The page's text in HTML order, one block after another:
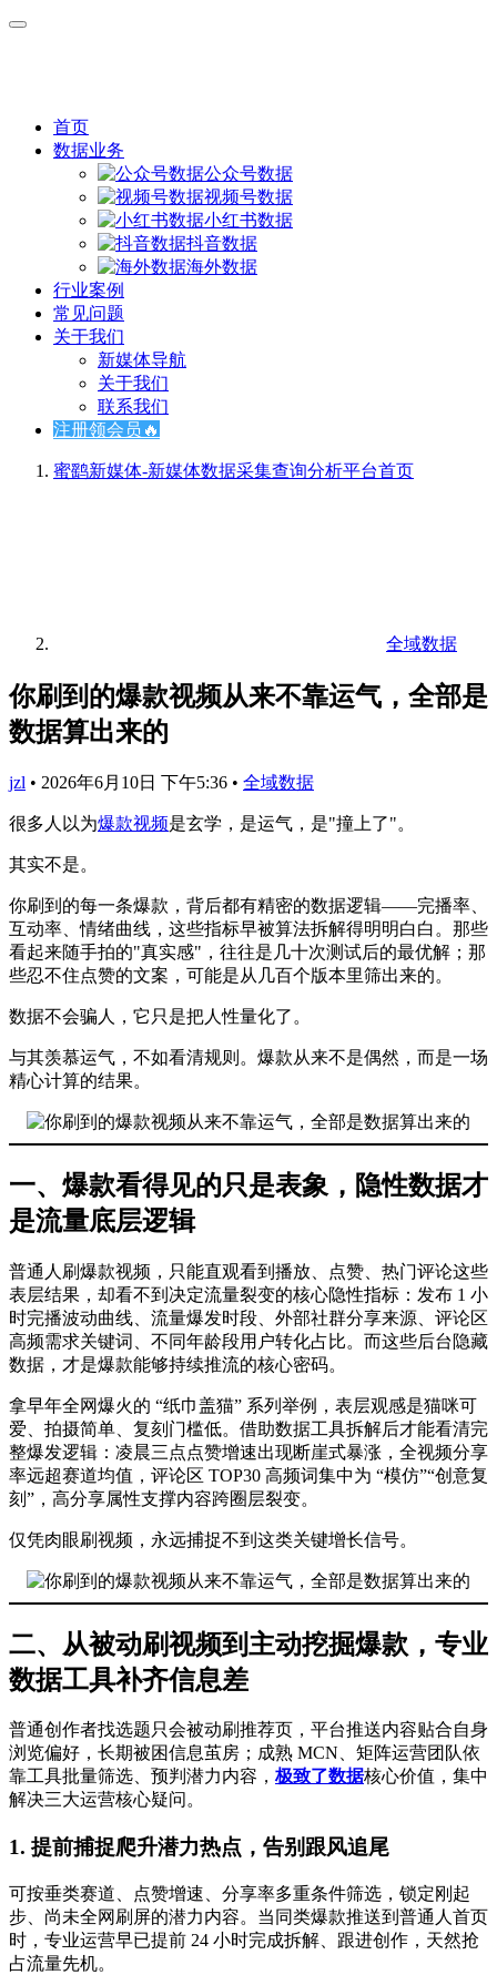
首页
数据业务
公众号数据
视频号数据
小红书数据
抖音数据
海外数据
行业案例
常见问题
关于我们
新媒体导航
关于我们
联系我们
注册领会员🔥
蜜鹞新媒体-新媒体数据采集查询分析平台首页
全域数据
你刷到的爆款视频从来不靠运气，全部是
数据算出来的
jzl • 2026年6月10日 下午5:36 • 全域数据
很多人以为爆款视频是玄学，是运气，是"撞上了"。
其实不是。
你刷到的每一条爆款，背后都有精密的数据逻辑——完播率、
互动率、情绪曲线，这些指标早被算法拆解得明明白白。那些
看起来随手拍的"真实感"，往往是几十次测试后的最优解；那
些忍不住点赞的文案，可能是从几百个版本里筛出来的。
数据不会骗人，它只是把人性量化了。
与其羡慕运气，不如看清规则。爆款从来不是偶然，而是一场
精心计算的结果。
一、爆款看得见的只是表象，隐性数据才
是流量底层逻辑
普通人刷爆款视频，只能直观看到播放、点赞、热门评论这些
表层结果，却看不到决定流量裂变的核心隐性指标：发布 1 小
时完播波动曲线、流量爆发时段、外部社群分享来源、评论区
高频需求关键词、不同年龄段用户转化占比。而这些后台隐藏
数据，才是爆款能够持续推流的核心密码。
拿早年全网爆火的 “纸巾盖猫” 系列举例，表层观感是猫咪可
爱、拍摄简单、复刻门槛低。借助数据工具拆解后才能看清完
整爆发逻辑：凌晨三点点赞增速出现断崖式暴涨，全视频分享
率远超赛道均值，评论区 TOP30 高频词集中为 “模仿”“创意复
刻”，高分享属性支撑内容跨圈层裂变。
仅凭肉眼刷视频，永远捕捉不到这类关键增长信号。
二、从被动刷视频到主动挖掘爆款，专业
数据工具补齐信息差
普通创作者找选题只会被动刷推荐页，平台推送内容贴合自身
浏览偏好，长期被困信息茧房；成熟 MCN、矩阵运营团队依
靠工具批量筛选、预判潜力内容， 极致了数据核心价值，集中
解决三大运营核心疑问。
1. 提前捕捉爬升潜力热点，告别跟风追尾
可按垂类赛道、点赞增速、分享率多重条件筛选，锁定刚起
步、尚未全网刷屏的潜力内容。当同类爆款推送到普通人首页
时，专业运营早已提前 24 小时完成拆解、跟进创作，天然抢
占流量先机。